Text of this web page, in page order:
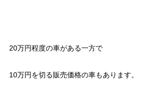
20万円程度の車がある一方で
10万円を切る販売価格の車もあります。